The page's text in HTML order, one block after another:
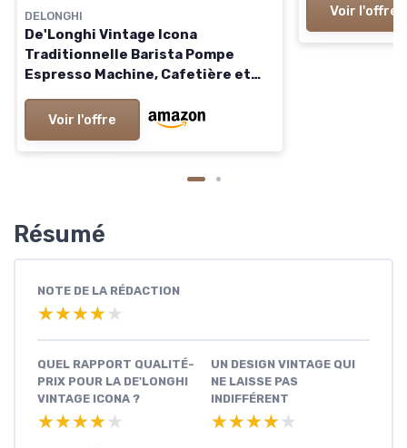
DELONGHI
De'Longhi Vintage Icona
Traditionnelle Barista Pompe
Espresso Machine, Cafetière et
Crème Unique
Voir l'offre
Voir l'offre
Résumé
NOTE DE LA RÉDACTION
★★★★★
★★★★★
QUEL RAPPORT QUALITÉ-
PRIX POUR LA DE'LONGHI
VINTAGE ICONA ?
★★★★★
★★★★★
UN DESIGN VINTAGE QUI
NE LAISSE PAS
INDIFFÉRENT
★★★★★
★★★★★